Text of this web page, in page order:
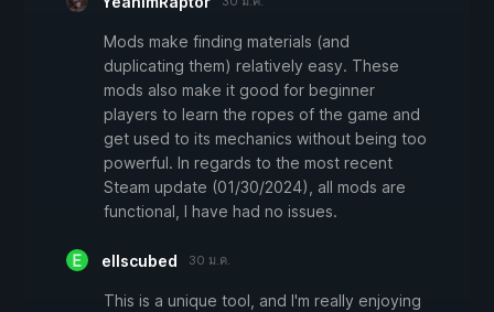
Mods make finding materials (and
duplicating them) relatively easy. These
mods also make it good for beginner
players to learn the ropes of the game and
get used to its mechanics without being too
powerful. In regards to the most recent
Steam update (01/30/2024), all mods are
functional, I have had no issues.
ellscubed 30 ม.ค.
This is a unique tool, and I'm really enjoying